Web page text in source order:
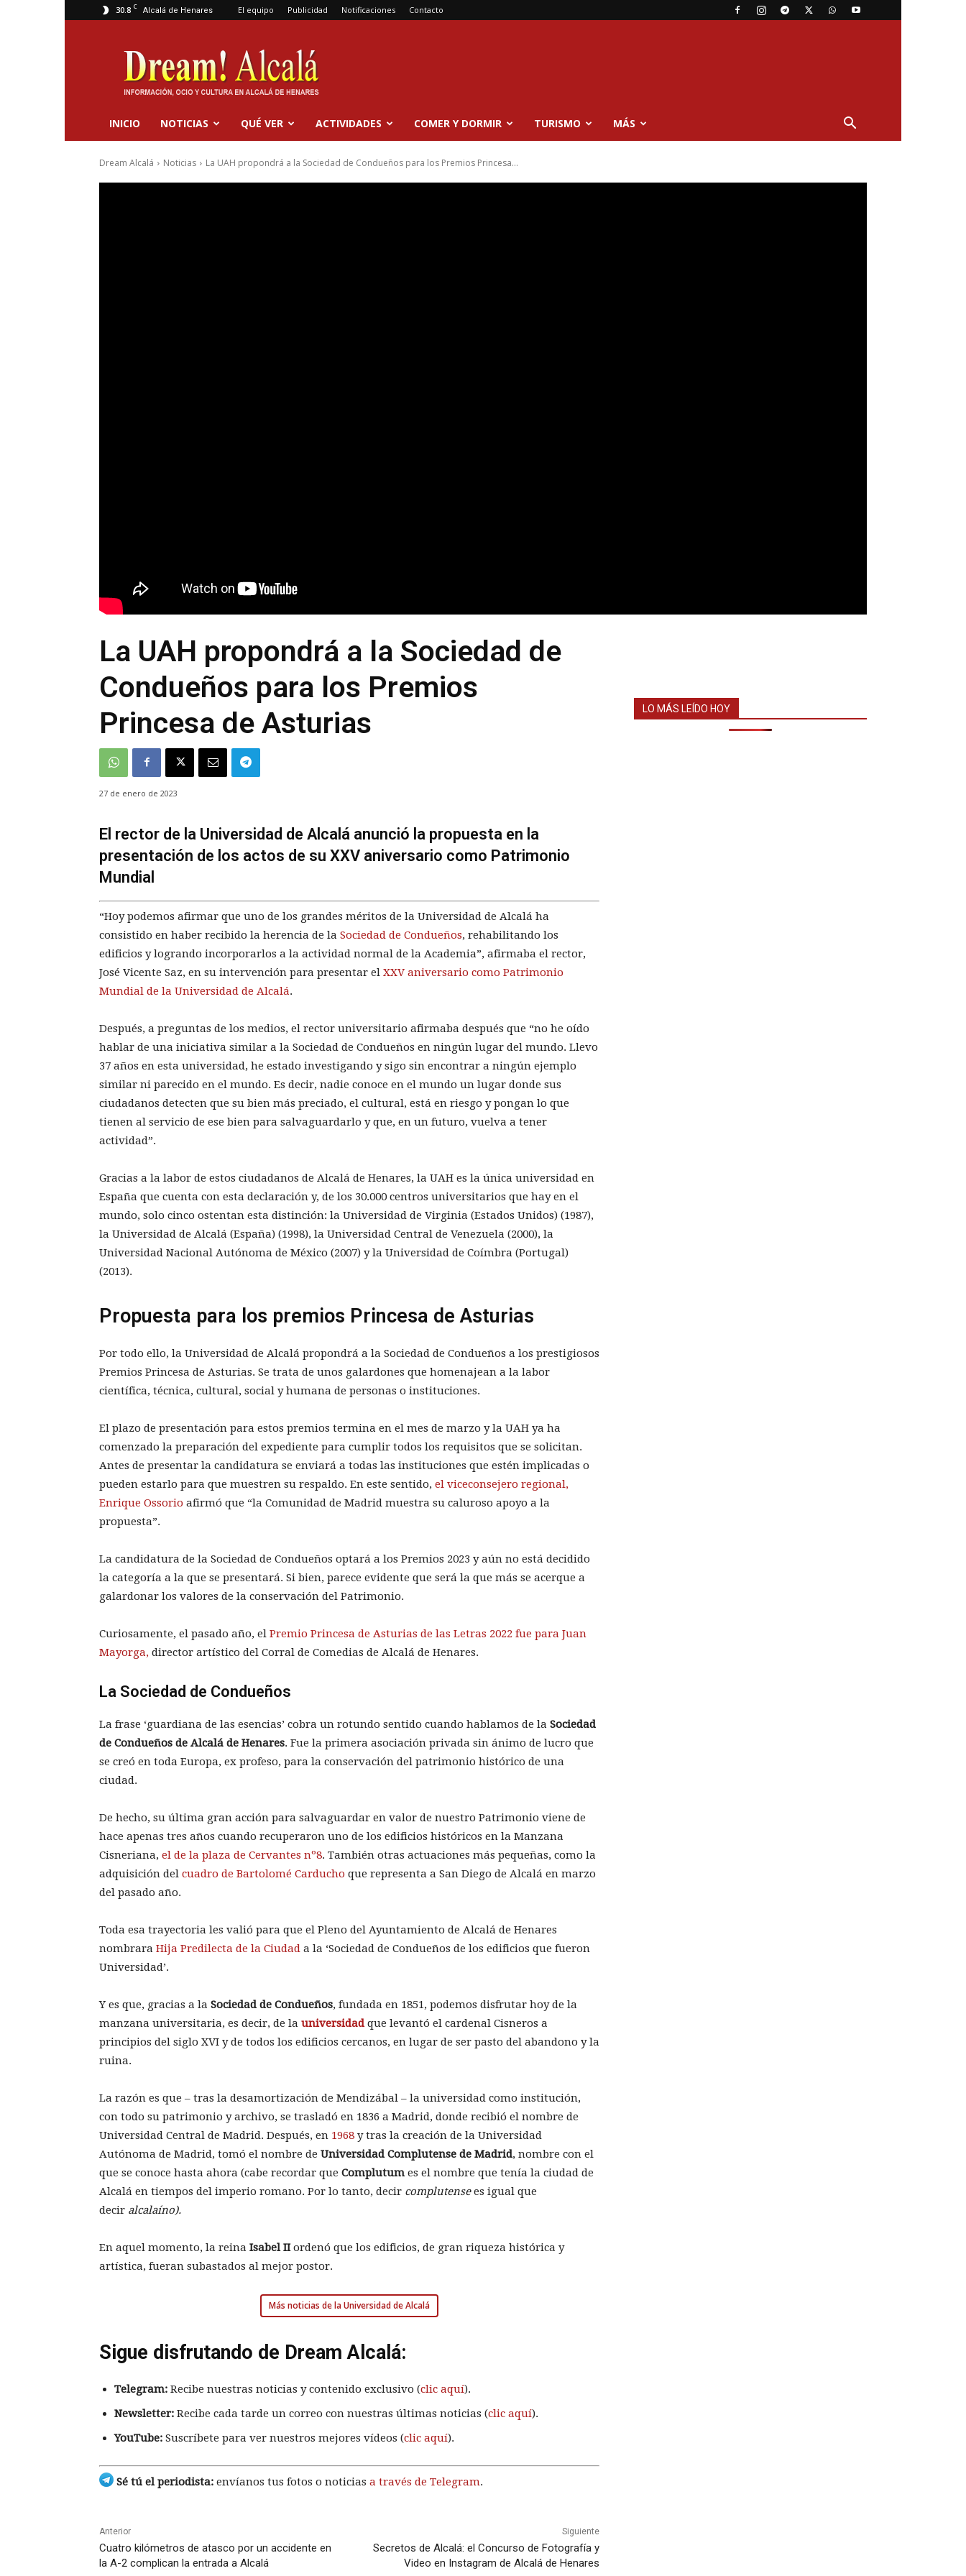
30.8 C Alcalá de Henares El equipo Publicidad Notificaciones Contacto
Dream
Alcalá
INICIO NOTICIAS QUÉ VER ACTIVIDADES COMER Y DORMIR TURISMO MÁS
Dream Alcalá Noticias La UAH propondrá a la Sociedad de Condueños para los Premios Princesa...
La UAH propondrá a la Sociedad de
Condueños para los Premios
Princesa de Asturias
27 de enero de 2023
El rector de la Universidad de Alcalá anunció la propuesta en la
presentación de los actos de su XXV aniversario como Patrimonio
Mundial
“Hoy podemos afirmar que uno de los grandes méritos de la Universidad de Alcalá ha
consistido en haber recibido la herencia de la Sociedad de Condueños, rehabilitando los
edificios y logrando incorporarlos a la actividad normal de la Academia”, afirmaba el rector,
José Vicente Saz, en su intervención para presentar el XXV aniversario como Patrimonio
Mundial de la Universidad de Alcalá.
Después, a preguntas de los medios, el rector universitario afirmaba después que “no he oído
hablar de una iniciativa similar a la Sociedad de Condueños en ningún lugar del mundo. Llevo
37 años en esta universidad, he estado investigando y sigo sin encontrar a ningún ejemplo
similar ni parecido en el mundo. Es decir, nadie conoce en el mundo un lugar donde sus
ciudadanos detecten que su bien más preciado, el cultural, está en riesgo y pongan lo que
tienen al servicio de ese bien para salvaguardarlo y que, en un futuro, vuelva a tener
actividad”.
Gracias a la labor de estos ciudadanos de Alcalá de Henares, la UAH es la única universidad en
España que cuenta con esta declaración y, de los 30.000 centros universitarios que hay en el
mundo, solo cinco ostentan esta distinción: la Universidad de Virginia (Estados Unidos) (1987),
la Universidad de Alcalá (España) (1998), la Universidad Central de Venezuela (2000), la
Universidad Nacional Autónoma de México (2007) y la Universidad de Coímbra (Portugal)
(2013).
Propuesta para los premios Princesa de Asturias
Por todo ello, la Universidad de Alcalá propondrá a la Sociedad de Condueños a los prestigiosos
Premios Princesa de Asturias. Se trata de unos galardones que homenajean a la labor
científica, técnica, cultural, social y humana de personas o instituciones.
El plazo de presentación para estos premios termina en el mes de marzo y la UAH ya ha
comenzado la preparación del expediente para cumplir todos los requisitos que se solicitan.
Antes de presentar la candidatura se enviará a todas las instituciones que estén implicadas o
pueden estarlo para que muestren su respaldo. En este sentido, el viceconsejero regional,
Enrique Ossorio afirmó que “la Comunidad de Madrid muestra su caluroso apoyo a la
propuesta”.
La candidatura de la Sociedad de Condueños optará a los Premios 2023 y aún no está decidido
la categoría a la que se presentará. Si bien, parece evidente que será la que más se acerque a
galardonar los valores de la conservación del Patrimonio.
Curiosamente, el pasado año, el Premio Princesa de Asturias de las Letras 2022 fue para Juan
Mayorga, director artístico del Corral de Comedias de Alcalá de Henares.
La Sociedad de Condueños
La frase ‘guardiana de las esencias’ cobra un rotundo sentido cuando hablamos de la Sociedad
de Condueños de Alcalá de Henares. Fue la primera asociación privada sin ánimo de lucro que
se creó en toda Europa, ex profeso, para la conservación del patrimonio histórico de una
ciudad.
De hecho, su última gran acción para salvaguardar en valor de nuestro Patrimonio viene de
hace apenas tres años cuando recuperaron uno de los edificios históricos en la Manzana
Cisneriana, el de la plaza de Cervantes nº8. También otras actuaciones más pequeñas, como la
adquisición del cuadro de Bartolomé Carducho que representa a San Diego de Alcalá en marzo
del pasado año.
Toda esa trayectoria les valió para que el Pleno del Ayuntamiento de Alcalá de Henares
nombrara Hija Predilecta de la Ciudad a la ‘Sociedad de Condueños de los edificios que fueron
Universidad’.
Y es que, gracias a la Sociedad de Condueños, fundada en 1851, podemos disfrutar hoy de la
manzana universitaria, es decir, de la universidad que levantó el cardenal Cisneros a
principios del siglo XVI y de todos los edificios cercanos, en lugar de ser pasto del abandono y la
ruina.
La razón es que – tras la desamortización de Mendizábal – la universidad como institución,
con todo su patrimonio y archivo, se trasladó en 1836 a Madrid, donde recibió el nombre de
Universidad Central de Madrid. Después, en 1968 y tras la creación de la Universidad
Autónoma de Madrid, tomó el nombre de Universidad Complutense de Madrid, nombre con el
que se conoce hasta ahora (cabe recordar que Complutum es el nombre que tenía la ciudad de
Alcalá en tiempos del imperio romano. Por lo tanto, decir complutensees igual que
decir alcalaíno).
En aquel momento, la reina Isabel IIordenó que los edificios, de gran riqueza histórica y
artística, fueran subastados al mejor postor.
Más noticias de la Universidad de Alcalá
Sigue disfrutando de Dream Alcalá:
Telegram: Recibe nuestras noticias y contenido exclusivo (clic aquí).
Newsletter: Recibe cada tarde un correo con nuestras últimas noticias (clic aquí).
YouTube: Suscríbete para ver nuestros mejores vídeos (clic aquí).
Sé tú el periodista: envíanos tus fotos o noticias a través de Telegram.
Anterior
Cuatro kilómetros de atasco por un accidente en
la A-2 complican la entrada a Alcalá
Siguiente
Secretos de Alcalá: el Concurso de Fotografía y
Video en Instagram de Alcalá de Henares
LO MÁS LEÍDO HOY